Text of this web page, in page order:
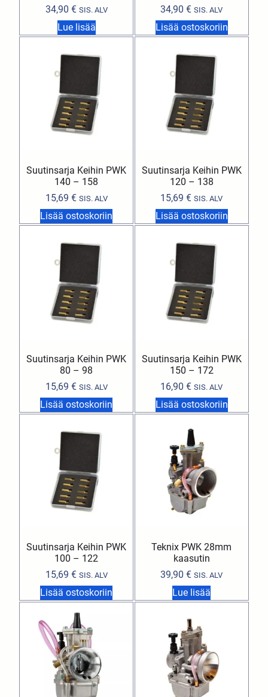
34,90 € SIS. ALV
Lue lisää
34,90€ SIS. ALV
Lisää ostoskoriin
Suutinsarja Keihin PWK
140 – 158
15,69 € SIS. ALV
Lisää ostoskoriin
Suutinsarja Keihin PWK
120 – 138
15,69€ SIS. ALV
Lisää ostoskoriin
Suutinsarja Keihin PWK
80 – 98
15,69 € SIS. ALV
Lisää ostoskoriin
Suutinsarja Keihin PWK
150 – 172
16,90€ SIS. ALV
Lisää ostoskoriin
Suutinsarja Keihin PWK
100 – 122
15,69 € SIS. ALV
Lisää ostoskoriin
Teknix PWK 28mm
kaasutin
39,90€ SIS. ALV
Lue lisää